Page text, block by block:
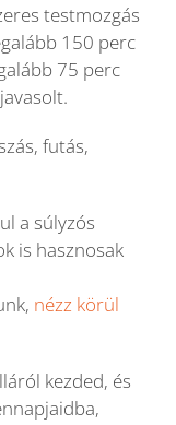
testmozgás
150 perc
75 perc
futás,
a súlyzós
is hasznosak
nézz körül
kezded, és